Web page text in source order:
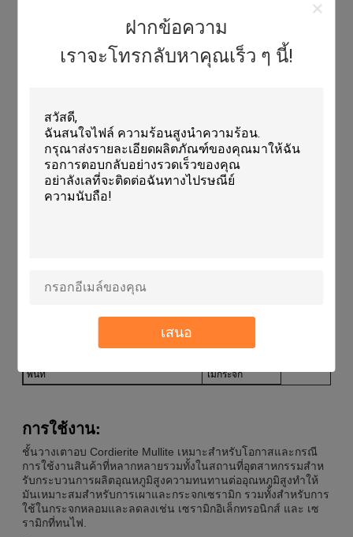
ฝากข้อความ
เราจะโทรกลับหาคุณเร็ว ๆ นี้!
เสนอ
ขนาด: ปรับแต่ง
ความทนทานสูง
ลักษณะ: โครเดอไรท์ โฟนเรลฟ์ โครเดอไรท์ มัลลิต สล็อบ
ปริมาตรเทคนิค:
ความทนทาน
โคร์เดอริต-มูลลิต
พื้นที่
ไม่กระจก
การใช้งาน:
ชั้นวางเตาอบ Cordierite Mullite เหมาะสําหรับโอกาสและกรณี
การใช้งานสินค้าที่หลากหลายรวมทั้งในสถานที่อุตสาหกรรมสําห
รับกระบวนการผลิตอุณหภูมิสูงความทนทานต่ออุณหภูมิสูงทําให้
มันเหมาะสมสําหรับการเผาและกระจกเซรามิก รวมทั้งสําหรับการ
ใช้ในกระจกหลอมและลดลงเช่น เซรามิกอิเล็กทรอนิกส์ และ เซ
รามิกที่ทนไฟ.